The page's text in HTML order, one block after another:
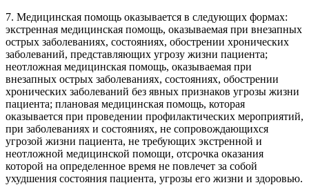
7. Медицинская помощь оказывается в следующих формах:
экстренная медицинская помощь, оказываемая при внезапных
острых заболеваниях, состояниях, обострении хронических
заболеваний, представляющих угрозу жизни пациента;
неотложная медицинская помощь, оказываемая при
внезапных острых заболеваниях, состояниях, обострении
хронических заболеваний без явных признаков угрозы жизни
пациента; плановая медицинская помощь, которая
оказывается при проведении профилактических мероприятий,
при заболеваниях и состояниях, не сопровождающихся
угрозой жизни пациента, не требующих экстренной и
неотложной медицинской помощи, отсрочка оказания
которой на определенное время не повлечет за собой
ухудшения состояния пациента, угрозы его жизни и здоровью.